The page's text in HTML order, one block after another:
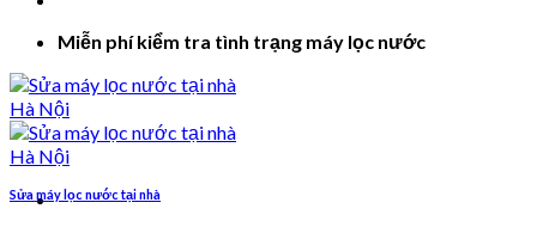
Miễn phí kiểm tra tình trạng máy lọc nước
Sửa máy lọc nước tại nhà